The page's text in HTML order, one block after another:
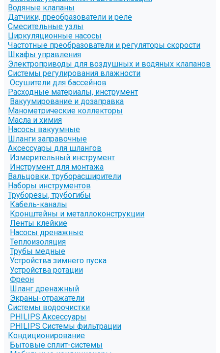
Водяные клапаны
Датчики, преобразователи и реле
Смесительные узлы
Циркуляционные насосы
Частотные преобразователи и регуляторы скорости
Шкафы управления
Электроприводы для воздушных и водяных клапанов
Системы регулирования влажности
Осушители для бассейнов
Расходные материалы, инструмент
Вакуумирование и дозаправка
Манометрические коллекторы
Масла и химия
Насосы вакуумные
Шланги заправочные
Аксессуары для шлангов
Измерительный инструмент
Инструмент для монтажа
Вальцовки, труборасширители
Наборы инструментов
Труборезы, трубогибы
Кабель-каналы
Кронштейны и металлоконструкции
Ленты клейкие
Насосы дренажные
Теплоизоляция
Трубы медные
Устройства зимнего пуска
Устройства ротации
Фреон
Шланг дренажный
Экраны-отражатели
Системы водоочистки
PHILIPS Аксессуары
PHILIPS Системы фильтрации
Кондиционирование
Бытовые сплит-системы